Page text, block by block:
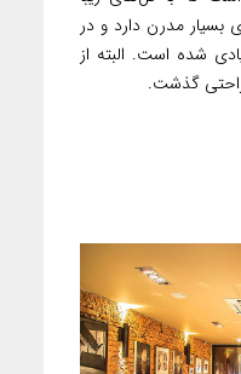
مدرن دارد و در
شده است. البته از
راحتی گذشت.